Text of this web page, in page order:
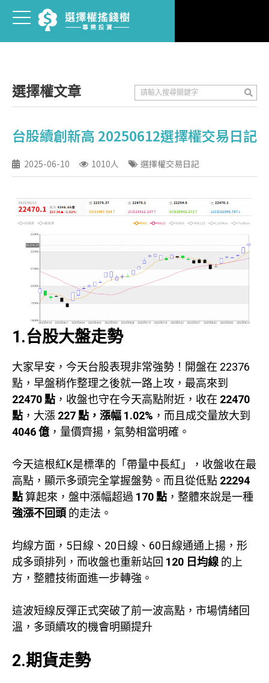
選擇權文章
台股續創新高 20250612選擇權交易日記
2025-06-10 1010人 選擇權交易日記
1.台股大盤走勢
大家早安，今天台股表現非常強勢！開盤在 22376
點，早盤稍作整理之後就一路上攻，最高來到
22470 點 ，收盤也守在今天高點附近，收在 22470
點 ，大漲 227 點，漲幅 1.02% ，而且成交量放大到
4046 億 ，量價齊揚，氣勢相當明確。
今天這根紅K是標準的「帶量中長紅」，收盤收在最
高點，顯示多頭完全掌握盤勢。而且從低點 22294
點算起來，盤中漲幅超過 170 點 ，整體來說是一種
強漲不回頭 的走法。
均線方面，5日線、20日線、60日線通通上揚，形
成多頭排列，而收盤也重新站回 120 日均線 的上
方，整體技術面進一步轉強。
這波短線反彈正式突破了前一波高點，市場情緒回
溫，多頭續攻的機會明顯提升
2.期貨走勢